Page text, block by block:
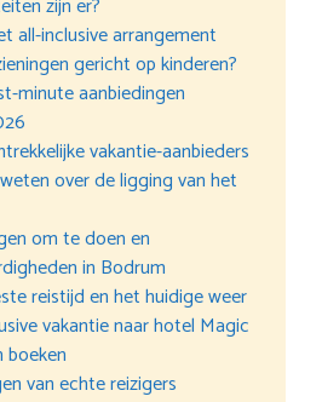
all-inclusive arrangement
gericht op kinderen?
minute aanbiedingen
vakantie-aanbieders
over de ligging van het
om te doen en
in Bodrum
reistijd en het huidige weer
vakantie naar hotel Magic
boeken
van echte reizigers